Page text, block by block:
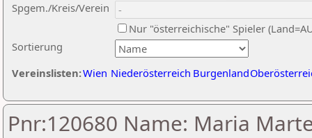
Sortierung
Spgem./Kreis/Verein
Nur "österreichische" Spieler
Vereinslisten:Wien Niederösterreich Burgenland
Pnr:120680 Name: Maria